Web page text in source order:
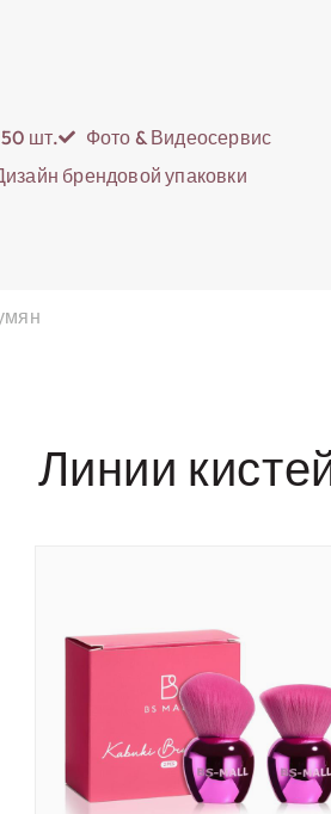
50 шт.
Фото & Видеосервис
брендовой упаковки
Линии